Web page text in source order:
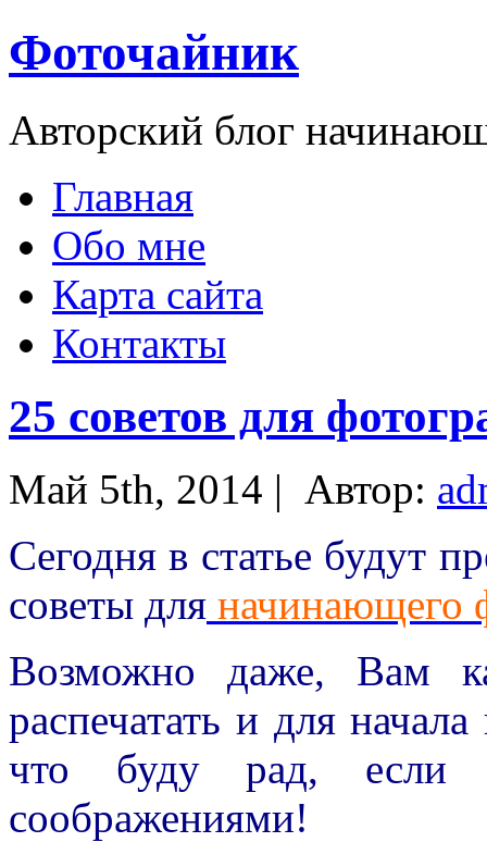
Фоточайник
Авторский блог
Главная
Обо мне
Карта сайта
Контакты
25 советов для
Май 5th, 2014 | Автор:
Сегодня в статье будут
советы для начинающего
Возможно даже, Вам
распечатать и для
что буду рад, если
соображениями!